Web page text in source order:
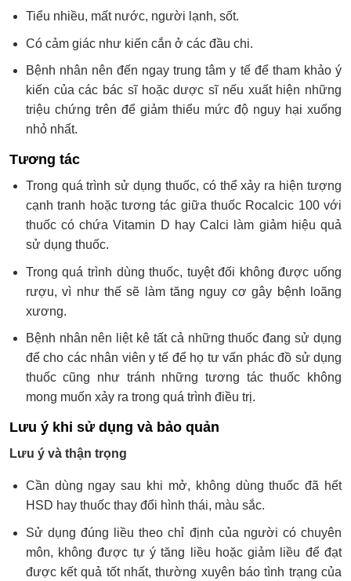
Tiểu nhiều, mất nước, người lạnh, sốt.
Có cảm giác như kiến cắn ở các đầu chi.
Bệnh nhân nên đến ngay trung tâm y tế để tham khảo ý
kiến của các bác sĩ hoặc dược sĩ nếu xuất hiện những
triệu chứng trên để giảm thiểu mức độ nguy hại xuống
nhỏ nhất.
Tương tác
Trong quá trình sử dụng thuốc, có thể xảy ra hiện tượng
cạnh tranh hoặc tương tác giữa thuốc Rocalcic 100 với
thuốc có chứa Vitamin D hay Calci làm giảm hiệu quả
sử dụng thuốc.
Trong quá trình dùng thuốc, tuyệt đối không được uống
rượu, vì như thế sẽ làm tăng nguy cơ gây bệnh loãng
xương.
Bệnh nhân nên liệt kê tất cả những thuốc đang sử dụng
để cho các nhân viên y tế để họ tư vấn phác đồ sử dụng
thuốc cũng như tránh những tương tác thuốc không
mong muốn xảy ra trong quá trình điều trị.
Lưu ý khi sử dụng và bảo quản
Lưu ý và thận trọng
Cần dùng ngay sau khi mở, không dùng thuốc đã hết
HSD hay thuốc thay đổi hình thái, màu sắc.
Sử dụng đúng liều theo chỉ định của người có chuyên
môn, không được tự ý tăng liều hoặc giảm liều để đạt
được kết quả tốt nhất, thường xuyên báo tình trạng của